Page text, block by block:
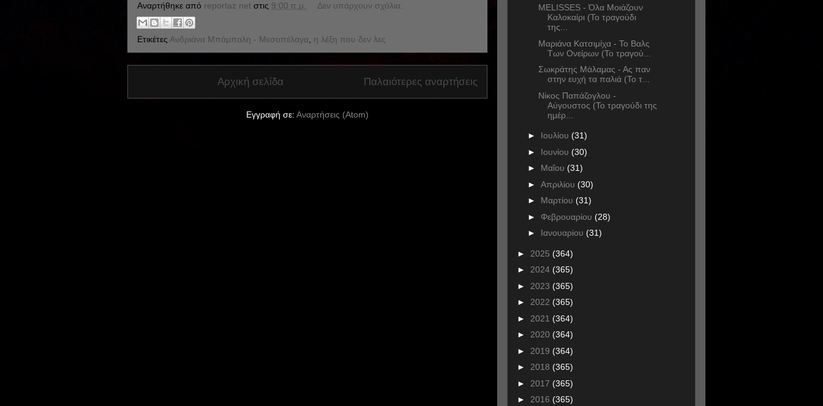
Αναρτήθηκε από reportaz net στις 9:00 π.μ. Δεν υπάρχουν σχόλια:
Ετικέτες Ανδριάνα Μπάμπαλη - Μεσοπέλαγα, η λέξη που δεν λες
Παλαιότερες αναρτήσεις
Αρχική σελίδα
Εγγραφή σε: Αναρτήσεις (Atom)
MELISSES - Όλα Μοιάζουν
Καλοκαίρι (Το τραγούδι
της...
Μαριάνα Κατσιμίχα - Το Βαλς
Των Ονείρων (Το τραγού...
Σωκράτης Μάλαμας - Ας παν
στην ευχή τα παλιά (Το τ...
Νίκος Παπάζογλου -
Αύγουστος (Το τραγούδι της
ημέρ...
► Ιουλίου (31)
► Ιουνίου (30)
► Μαΐου (31)
► Απριλίου (30)
► Μαρτίου (31)
► Φεβρουαρίου (28)
► Ιανουαρίου (31)
► 2025 (364)
► 2024 (365)
► 2023 (365)
► 2022 (365)
► 2021 (364)
► 2020 (364)
► 2019 (364)
► 2018 (365)
► 2017 (365)
► 2016 (365)